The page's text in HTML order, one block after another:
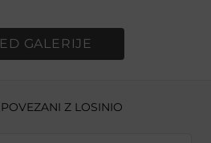
GALERIJE
Z LOSINIO